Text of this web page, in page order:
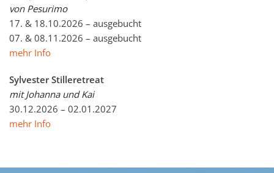
von Pesurimo
17. & 18.10.2026 – ausgebucht
07. & 08.11.2026 – ausgebucht
mehr Info
Sylvester Stilleretreat
mit Johanna und Kai
30.12.2026 – 02.01.2027
mehr Info